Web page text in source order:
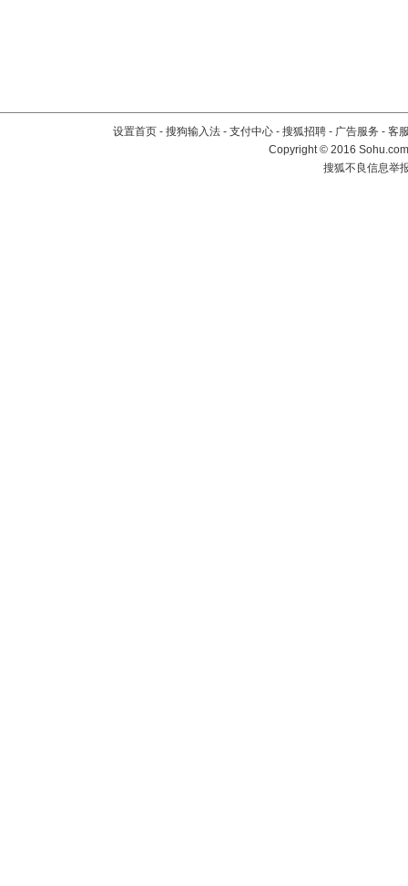
设置首页 - 搜狗输入法 - 支付中心 - 搜狐招聘 - 广告服务 - 客
Copyright©2016
搜狐不良信息举